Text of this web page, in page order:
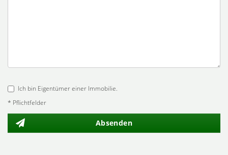
Ich bin Eigentümer einer Immobilie.
* Pflichtfelder
Absenden